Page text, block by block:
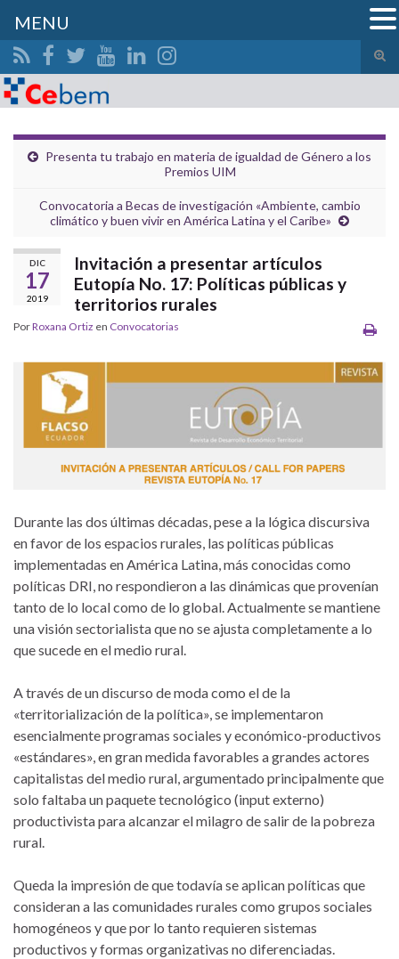
el
Search for:
Presenta tu trabajo en materia de igualdad de Género a los
Premios UIM
Convocatoria a Becas de investigación «Ambiente, cambio
climático y buen vivir en América Latina y el Caribe»
DIC
17
2019
Invitación a presentar artículos
Eutopía No. 17: Políticas públicas y
territorios rurales
PorRoxana Ortiz en Convocatorias
Durante las dos últimas décadas, pese a la lógica discursiva
en favor de los espacios rurales, las políticas públicas
implementadas en América Latina, más conocidas como
políticas DRI, no respondieron a las dinámicas que provenían
tanto de lo local como de lo global. Actualmente se mantiene
una visión sectorialista que no se ajusta completamente a lo
que sucede en el medio rural.
A través de un discurso de moda como el de la
«territorialización de la política», se implementaron
esencialmente programas sociales y económico-productivos
«estándares», en gran medida favorables a grandes actores
capitalistas del medio rural, argumentado principalmente que
solo faltaba un paquete tecnológico (input externo)
productivista para alcanzar el milagro de salir de la pobreza
rural.
Queda la impresión de que todavía se aplican políticas que
consideran a las comunidades rurales como grupos sociales
homogéneos y que por lo tanto requieren sistemas
productivos y formas organizativas no diferenciadas.
MENU